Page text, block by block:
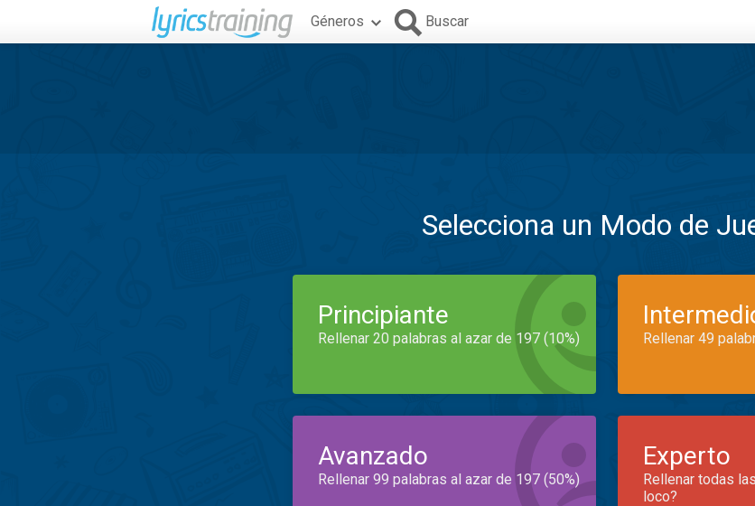
Géneros Buscar
Selecciona un Modo de
Principiante
Rellenar 20 palabras al azar de 197 (10%) Rellenar 49
Avanzado
Rellenar 99 palabras al azar de 197 (50%)
Experto
Rellenar todas
loco?